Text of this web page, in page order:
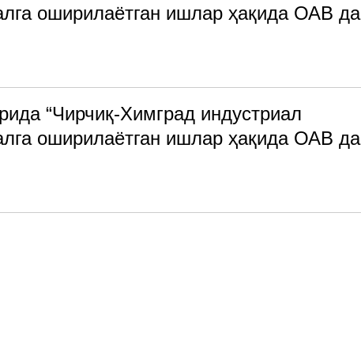
оширилаётган ишлар ҳақида ОАВ да
“Чирчиқ-Химград индустриал
оширилаётган ишлар ҳақида ОАВ да